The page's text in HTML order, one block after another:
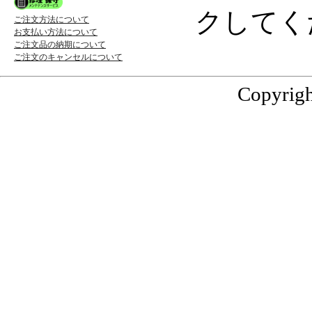
ご注文方法について
お支払い方法について
ご注文品の納期について
ご注文のキャンセルについて
クして